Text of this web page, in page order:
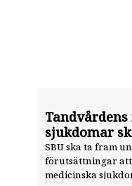
sjukdomar
SBU ska ta fram
förutsättningar
medicinska